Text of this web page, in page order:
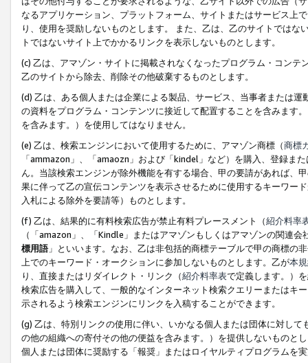
なるアプリケーション、プラットフォーム、サイトまたはサービス上
り、使用を奨励しないものとします。 また、乙は、乙のサイトでは
トではないサイト上でかかるリンクを表示しないものとします。
(c) 乙は、アマゾン・サイトに掲載されなくなったプログラム・コン
乙のサイトから除去、削除その他破棄するものとします。
(d) 乙は、ある個人または企業による製品、サービス、当事者または
の資料をプログラム・コンテンツに接近して配置することを含みます
を含みます。）を使用してはなりません。
(e) 乙は、検索エンジンにおいて使用するために、アマゾン商標（商標
「ammazon」、「amaozn」および「kindel」など）を購入、登録ま
ん。当該検索エンジンが除外機能を有する場合、甲の要請があれば、
果に伴って乙の宣伝コンテンツを表示させるために使用するキーワー
入札による除外を要請等）ものとします。
(f) 乙は、結果的に有料検索広告が禁止有料プレースメント（紹介料率
（「amazon」、「Kindle」またはアマゾンもしくはアマゾンの関連
標用語」といいます。なお、乙は非包括的商標テーブルで甲の商標の
上でのキーワード・オークションに参加しないものとします。乙が本
り、直接またはリダイレクト・リンク（紹介料率表で定義します。）
検索広告を購入して、一般的なインターネット検索クエリーまたはキ
示されるよう検索エンジンにリンクを入稿することができます。
(g) 乙は、特別リンクの使用に伴い、いかなる個人または団体に対し
の他の組織への寄付その他の便益を含みます。）を提供しないものと
個人または団体に奨励する「報奨」またはロイヤルティプログラムを